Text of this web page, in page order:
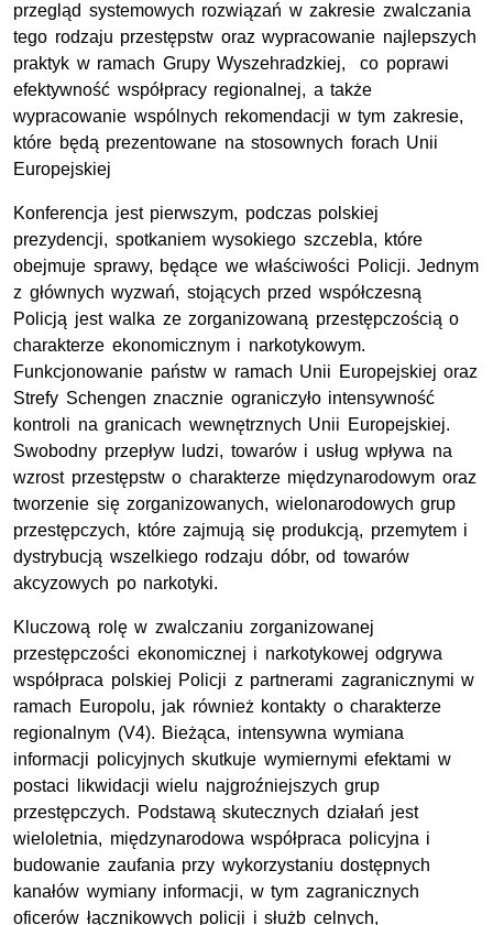
przegląd systemowych rozwiązań w zakresie zwalczania
tego rodzaju przestępstw oraz wypracowanie najlepszych
praktyk w ramach Grupy Wyszehradzkiej, co poprawi
efektywność współpracy regionalnej, a także
wypracowanie wspólnych rekomendacji w tym zakresie,
które będą prezentowane na stosownych forach Unii
Europejskiej
Konferencja jest pierwszym, podczas polskiej
prezydencji, spotkaniem wysokiego szczebla, które
obejmuje sprawy, będące we właściwości Policji. Jednym
z głównych wyzwań, stojących przed współczesną
Policją jest walka ze zorganizowaną przestępczością o
charakterze ekonomicznym i narkotykowym.
Funkcjonowanie państw w ramach Unii Europejskiej oraz
Strefy Schengen znacznie ograniczyło intensywność
kontroli na granicach wewnętrznych Unii Europejskiej.
Swobodny przepływ ludzi, towarów i usług wpływa na
wzrost przestępstw o charakterze międzynarodowym oraz
tworzenie się zorganizowanych, wielonarodowych grup
przestępczych, które zajmują się produkcją, przemytem i
dystrybucją wszelkiego rodzaju dóbr, od towarów
akcyzowych po narkotyki.
Kluczową rolę w zwalczaniu zorganizowanej
przestępczości ekonomicznej i narkotykowej odgrywa
współpraca polskiej Policji z partnerami zagranicznymi w
ramach Europolu, jak również kontakty o charakterze
regionalnym (V4). Bieżąca, intensywna wymiana
informacji policyjnych skutkuje wymiernymi efektami w
postaci likwidacji wielu najgroźniejszych grup
przestępczych. Podstawą skutecznych działań jest
wieloletnia, międzynarodowa współpraca policyjna i
budowanie zaufania przy wykorzystaniu dostępnych
kanałów wymiany informacji, w tym zagranicznych
oficerów łącznikowych policji i służb celnych,